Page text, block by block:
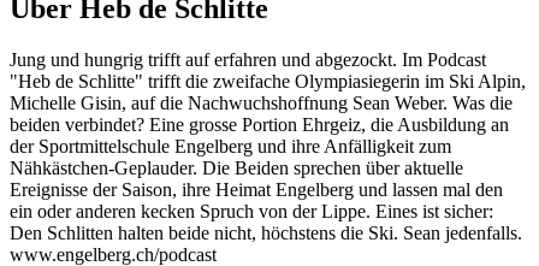
Über Heb de Schlitte
Jung und hungrig trifft auf erfahren und abgezockt. Im Podcast
"Heb de Schlitte" trifft die zweifache Olympiasiegerin im Ski Alpin,
Michelle Gisin, auf die Nachwuchshoffnung Sean Weber. Was die
beiden verbindet? Eine grosse Portion Ehrgeiz, die Ausbildung an
der Sportmittelschule Engelberg und ihre Anfälligkeit zum
Nähkästchen-Geplauder. Die Beiden sprechen über aktuelle
Ereignisse der Saison, ihre Heimat Engelberg und lassen mal den
ein oder anderen kecken Spruch von der Lippe. Eines ist sicher:
Den Schlitten halten beide nicht, höchstens die Ski. Sean jedenfalls.
www.engelberg.ch/podcast